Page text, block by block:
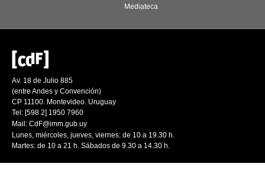
Mediateca
Av. 18 de Julio 885
(entre Andes y Convención)
CP 11100. Montevideo. Uruguay
Tel: [598 2] 1950 7960
Mail: CdF@imm.gub.uy
Lunes, miércoles, jueves, viernes: de 10 a 19.30 h.
Martes: de 10 a 21 h. Sábados de 9.30 a 14.30 h.